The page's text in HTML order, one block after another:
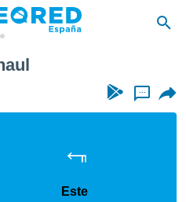
...
Este